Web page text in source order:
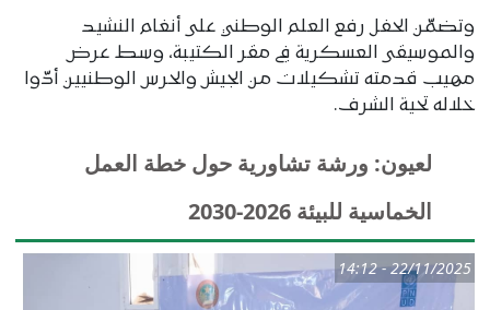
وتضمّن الحفل رفع العلم الوطني على أنغام النشيد
والموسيقى العسكرية في مقر الكتيبة، وسط عرض
مهيب قدمته تشكيلات من الجيش والحرس الوطنيين أدّوا
خلاله تحية الشرف.
لعيون: ورشة تشاورية حول خطة العمل
الخماسية للبيئة 2026-2030
22/11/2025 - 14:12